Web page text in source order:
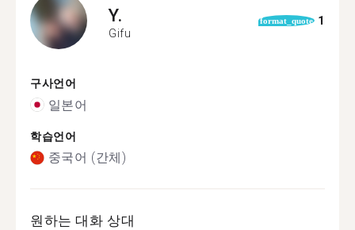
Y.
Gifu
format_quote 1
구사언어
일본어
학습언어
중국어 (간체)
원하는 대화 상대